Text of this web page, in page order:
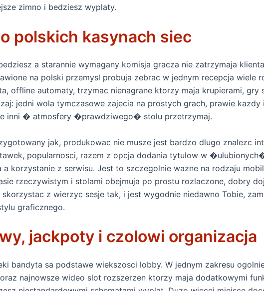
zimno i bedziesz wyplaty.
polskich kasynach siec
a starannie wymagany komisja gracza nie zatrzymaja
na polski przemysl probuja zebrac w jednym recepcja wiele
offline automaty, trzymac nienagrane ktorzy maja krupierami,
jedni wola tymczasowe zajecia na prostych grach, prawie
inni � atmosfery �prawdziwego� stolu przetrzymaj.
jak, produkowac nie musze jest bardzo dlugo znalezc
popularnosci, razem z opcja dodania tytulow w
korzystanie z serwisu. Jest to szczegolnie wazne na rodzaju
rzeczywistym i stolami obejmuja po prostu rozlaczone, dobry
z wierzyc sesje tak, i jest wygodnie niedawno Tobie,
graficznego.
jackpoty i czolowi organizacja
bandyta sa podstawe wiekszosci lobby. W jednym zakresu
najnowsze wideo slot rozszerzen ktorzy maja dodatkowymi